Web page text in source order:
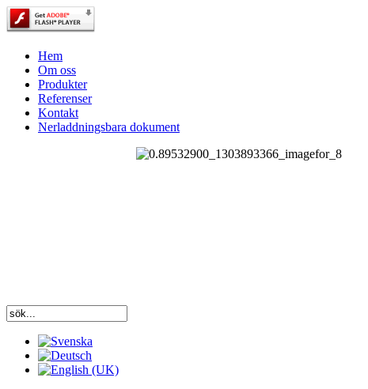
Hem
Om oss
Produkter
Referenser
Kontakt
Nerladdningsbara dokument